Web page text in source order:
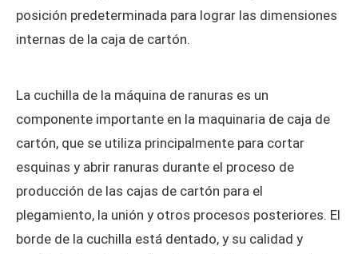
posición predeterminada para lograr las dimensiones
internas de la caja de cartón.
La cuchilla de la máquina de ranuras es un
componente importante en la maquinaria de caja de
cartón, que se utiliza principalmente para cortar
esquinas y abrir ranuras durante el proceso de
producción de las cajas de cartón para el
plegamiento, la unión y otros procesos posteriores. El
borde de la cuchilla está dentado, y su calidad y